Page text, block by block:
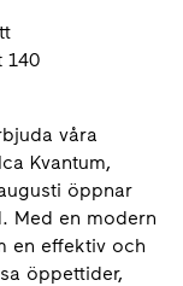
140
våra
Kvantum,
öppnar
Med en modern
en effektiv och
öppettider,